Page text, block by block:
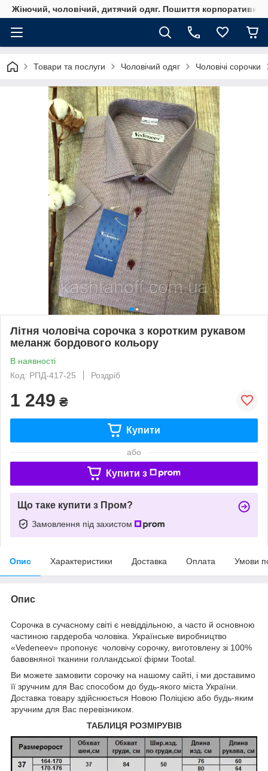
Жіночий, чоловічий, дитячий одяг. Пошиття
Товари та послуги Чоловічий одяг Чоловічі сорочки
Літня чоловіча сорочка з коротким рукавом
меланж бордового кольору
В наявності
Код: РПД-417-25
Роздріб
1 249 ₴
Купити
або
Купити з
Що таке купити з Пром?
Замовлення під захистом
Опис Характеристики Доставка Оплата Умови
Опис
Сорочка в сучасному світі є невіддільною, а часто й основною
частиною гардероба чоловіка. Українське виробництво
«Vedeneev» пропонує чоловічу сорочку, виготовлену зі 100%
бавовняної тканини голландської фірми Tootal.
Ви можете замовити сорочку на нашому сайті, і ми доставимо
її зручним для Вас способом до будь-якого міста України.
Доставка товару здійснюється Новою Поліцією або будь-яким
зручним для Вас перевізником.
ТАБЛИЦЯ РОЗМІРУВІВ